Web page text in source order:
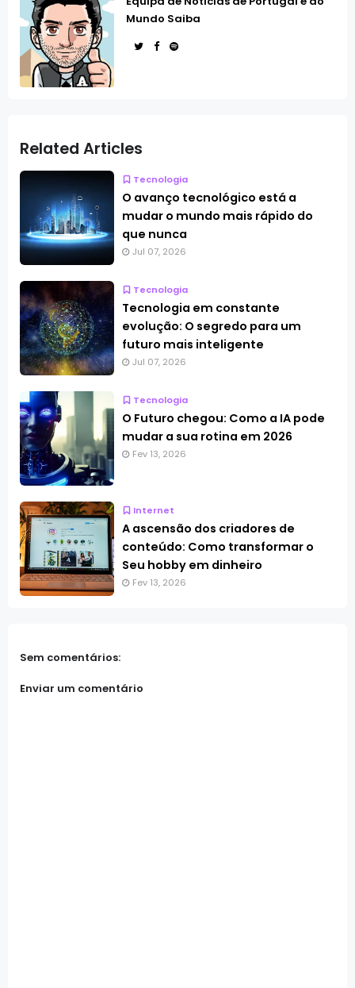
Mundo Saiba
Related Articles
Tecnologia
O avanço tecnológico está a
mudar o mundo mais rápido do
que nunca
Jul 07, 2026
Tecnologia
Tecnologia em constante
evolução: O segredo para um
futuro mais inteligente
Jul 07, 2026
Tecnologia
O Futuro chegou: Como a IA pode
mudar a sua rotina em 2026
Fev 13, 2026
Internet
A ascensão dos criadores de
conteúdo: Como transformar o
Seu hobby em dinheiro
Fev 13, 2026
Sem comentários:
Enviar um comentário